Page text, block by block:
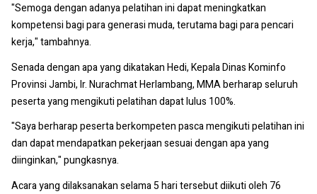
"Semoga dengan adanya pelatihan ini dapat meningkatkan
kompetensi bagi para generasi muda, terutama bagi para pencari
kerja," tambahnya.
Senada dengan apa yang dikatakan Hedi, Kepala Dinas Kominfo
Provinsi Jambi, Ir. Nurachmat Herlambang, MMA berharap seluruh
peserta yang mengikuti pelatihan dapat lulus 100%.
"Saya berharap peserta berkompeten pasca mengikuti pelatihan ini
dan dapat mendapatkan pekerjaan sesuai dengan apa yang
diinginkan," pungkasnya.
Acara yang dilaksanakan selama 5 hari tersebut diikuti oleh 76